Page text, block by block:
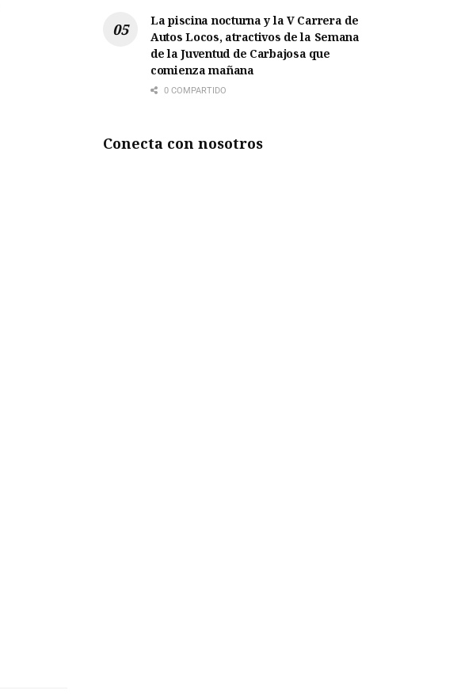
La piscina nocturna y la V Carrera de
Autos Locos, atractivos de la Semana
de la Juventud de Carbajosa que
comienza mañana
0 COMPARTIDO
Conecta con nosotros